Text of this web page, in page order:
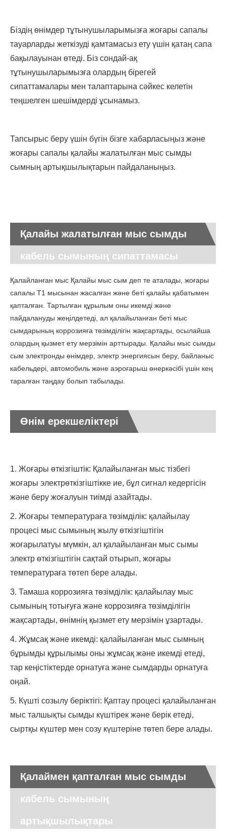
Біздің өнімдер тұтынушыларымызға жоғары сапалы
тауарларды жеткізуді қамтамасыз ету үшін қатаң сапа
бақылауынан өтеді. Біз сондай-ақ
тұтынушыларымызға олардың бірегей
сипаттамалары мен талаптарына сәйкес келетін
теңшелген шешімдерді ұсынамыз.
Тапсырыс беру үшін бүгін бізге хабарласыңыз және
жоғары сапалы қалайы жалатылған мыс сымды
сымның артықшылықтарын пайдаланыңыз.
Қалайы жалатылған мыс сымды
кабель сымының сипаттамасы
Қалайланған мыс Қалайы мыс сым деп те аталады, жоғары
сапалы T1 мысынан жасалған және беті қалайы қабатымен
қапталған. Тартылған құрылым оны икемді және
пайдалануды жеңілдетеді, ал қалайыланған беті мыс
сымдарының коррозияға төзімділігін жақсартады, осылайша
олардың қызмет ету мерзімін арттырады. Қалайы мыс сымды
сым электронды өнімдер, электр энергиясын беру, байланыс
кабельдері, автомобиль және аэроғарыш өнеркәсібі үшін кең
таралған таңдау болып табылады.
Өнім ерекшеліктері
1. Жоғары өткізгіштік: Қалайыланған мыс тізбегі
жоғары электрөткізгіштікке ие, бұл сигнал кедергісін
және беру жоғалуын тиімді азайтады.
2. Жоғары температураға төзімділік: қалайылау
процесі мыс сымының жылу өткізгіштігін
жоғарылатуы мүмкін, ал қалайыланған мыс сымы
электр өткізгіштігін сақтай отырып, жоғары
температураға төтеп бере алады.
3. Тамаша коррозияға төзімділік: қалайылау мыс
сымының тотығуға және коррозияға төзімділігін
жақсартады, өнімнің қызмет ету мерзімін ұзартады.
4. Жұмсақ және икемді: қалайыланған мыс сымның
бұрымды құрылымы оны жұмсақ және икемді етеді,
тар кеңістіктерде орнатуға және сымдарды орнатуға
оңай.
5. Күшті созылу беріктігі: Қаптау процесі қалайыланған
мыс талшықты сымды күштірек және берік етеді,
сыртқы күштер мен созу күштеріне төтеп бере алады.
Қалаймен қапталған мыс сымды
кабель сымының
артықшылықтары